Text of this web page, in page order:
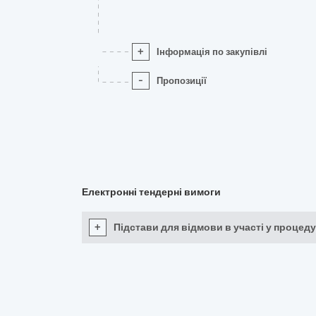
+ Інформація по закупівлі
- Пропозиції
Електронні тендерні вимоги
+ Підстави для відмови в участі у